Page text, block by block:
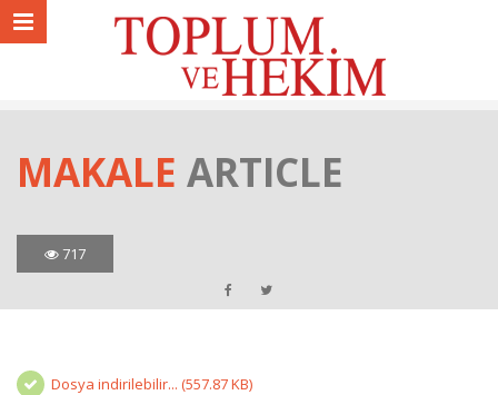
MAKALE ARTICLE
717
Dosya indirilebilir... (557.87 KB)